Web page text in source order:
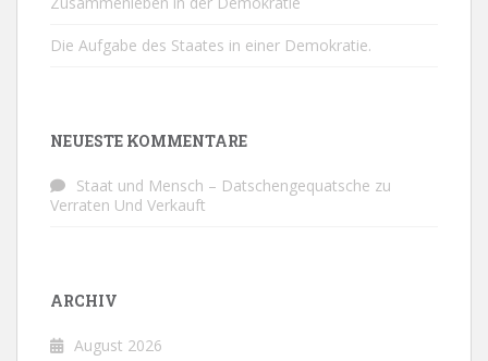
Die Aufgabe des Staates in einer Demokratie.
NEUESTE KOMMENTARE
Staat und Mensch – Datschengequatsche zu
Verraten Und Verkauft
ARCHIV
August 2026